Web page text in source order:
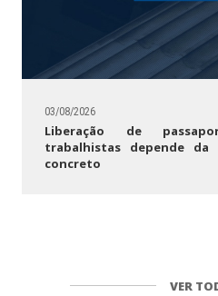
03/08/2026
Liberação de
trabalhistas depende da
concreto
VER